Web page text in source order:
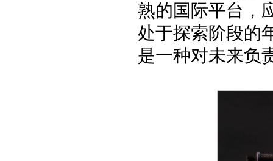
熟的国际平台，
处于探索阶段的
是一种对未来负